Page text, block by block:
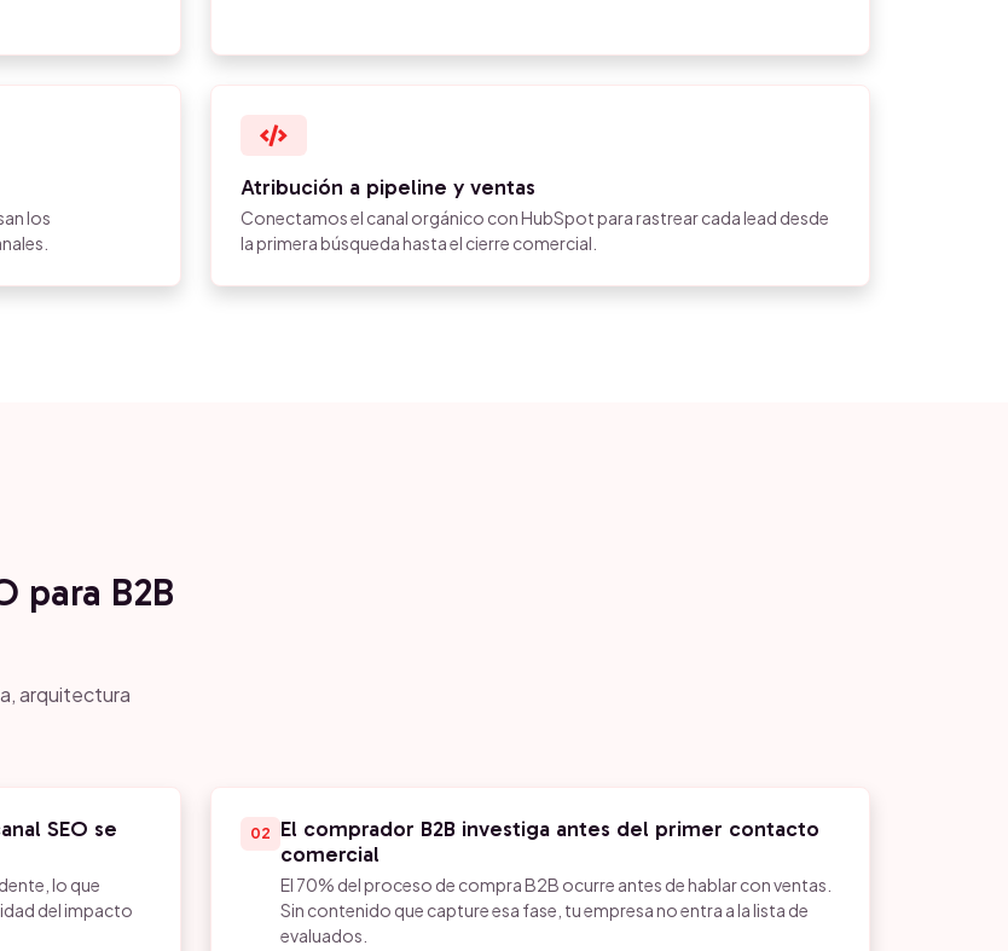
los
Atribución a pipeline y ventas
Conectamos el canal orgánico con HubSpot para rastrear cada lead desde
la primera búsqueda hasta el cierre comercial.
para B2B
arquitectura
SEO se
lo que
del impacto
02
El comprador B2B investiga antes del primer contacto
comercial
El 70% del proceso de compra B2B ocurre antes de hablar con ventas.
Sin contenido que capture esa fase, tu empresa no entra a la lista de
evaluados.